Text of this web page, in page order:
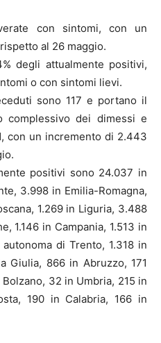
con sintomi, con un
al 26 maggio.
degli attualmente positivi,
o con sintomi lievi.
sono 117 e portano il
dei dimessi e
con un incremento di 2.443
positivi sono 24.037 in
3.998 in Emilia-Romagna,
1.269 in Liguria, 3.488
1.146 in Campania, 1.513 in
di Trento, 1.318 in
Giulia, 866 in Abruzzo, 171
32 in Umbria, 215 in
190 in Calabria, 166 in